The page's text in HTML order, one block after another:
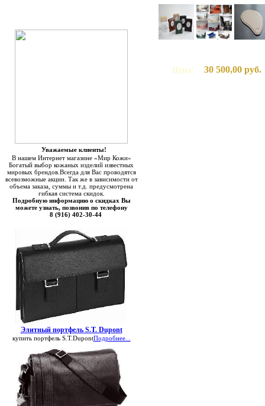
Уважаемые клиенты!
В нашем Интернет магазине «Мир Кожи»
Богатый выбор кожаных изделий известных
мировых брендов.Всегда для Вас проводятся
всевозможные акции. Так же в зависимости от
объема заказа, суммы и т.д. предусмотрена
гибкая система скидок.
Подробную информацию о скидках Вы
можете узнать, позвонив по телефону
8 (916) 402-30-44
Элитный портфель S.T. Dupont
купить портфель S.T.DupontПодробнее...
Цена: 30 500,00 руб.